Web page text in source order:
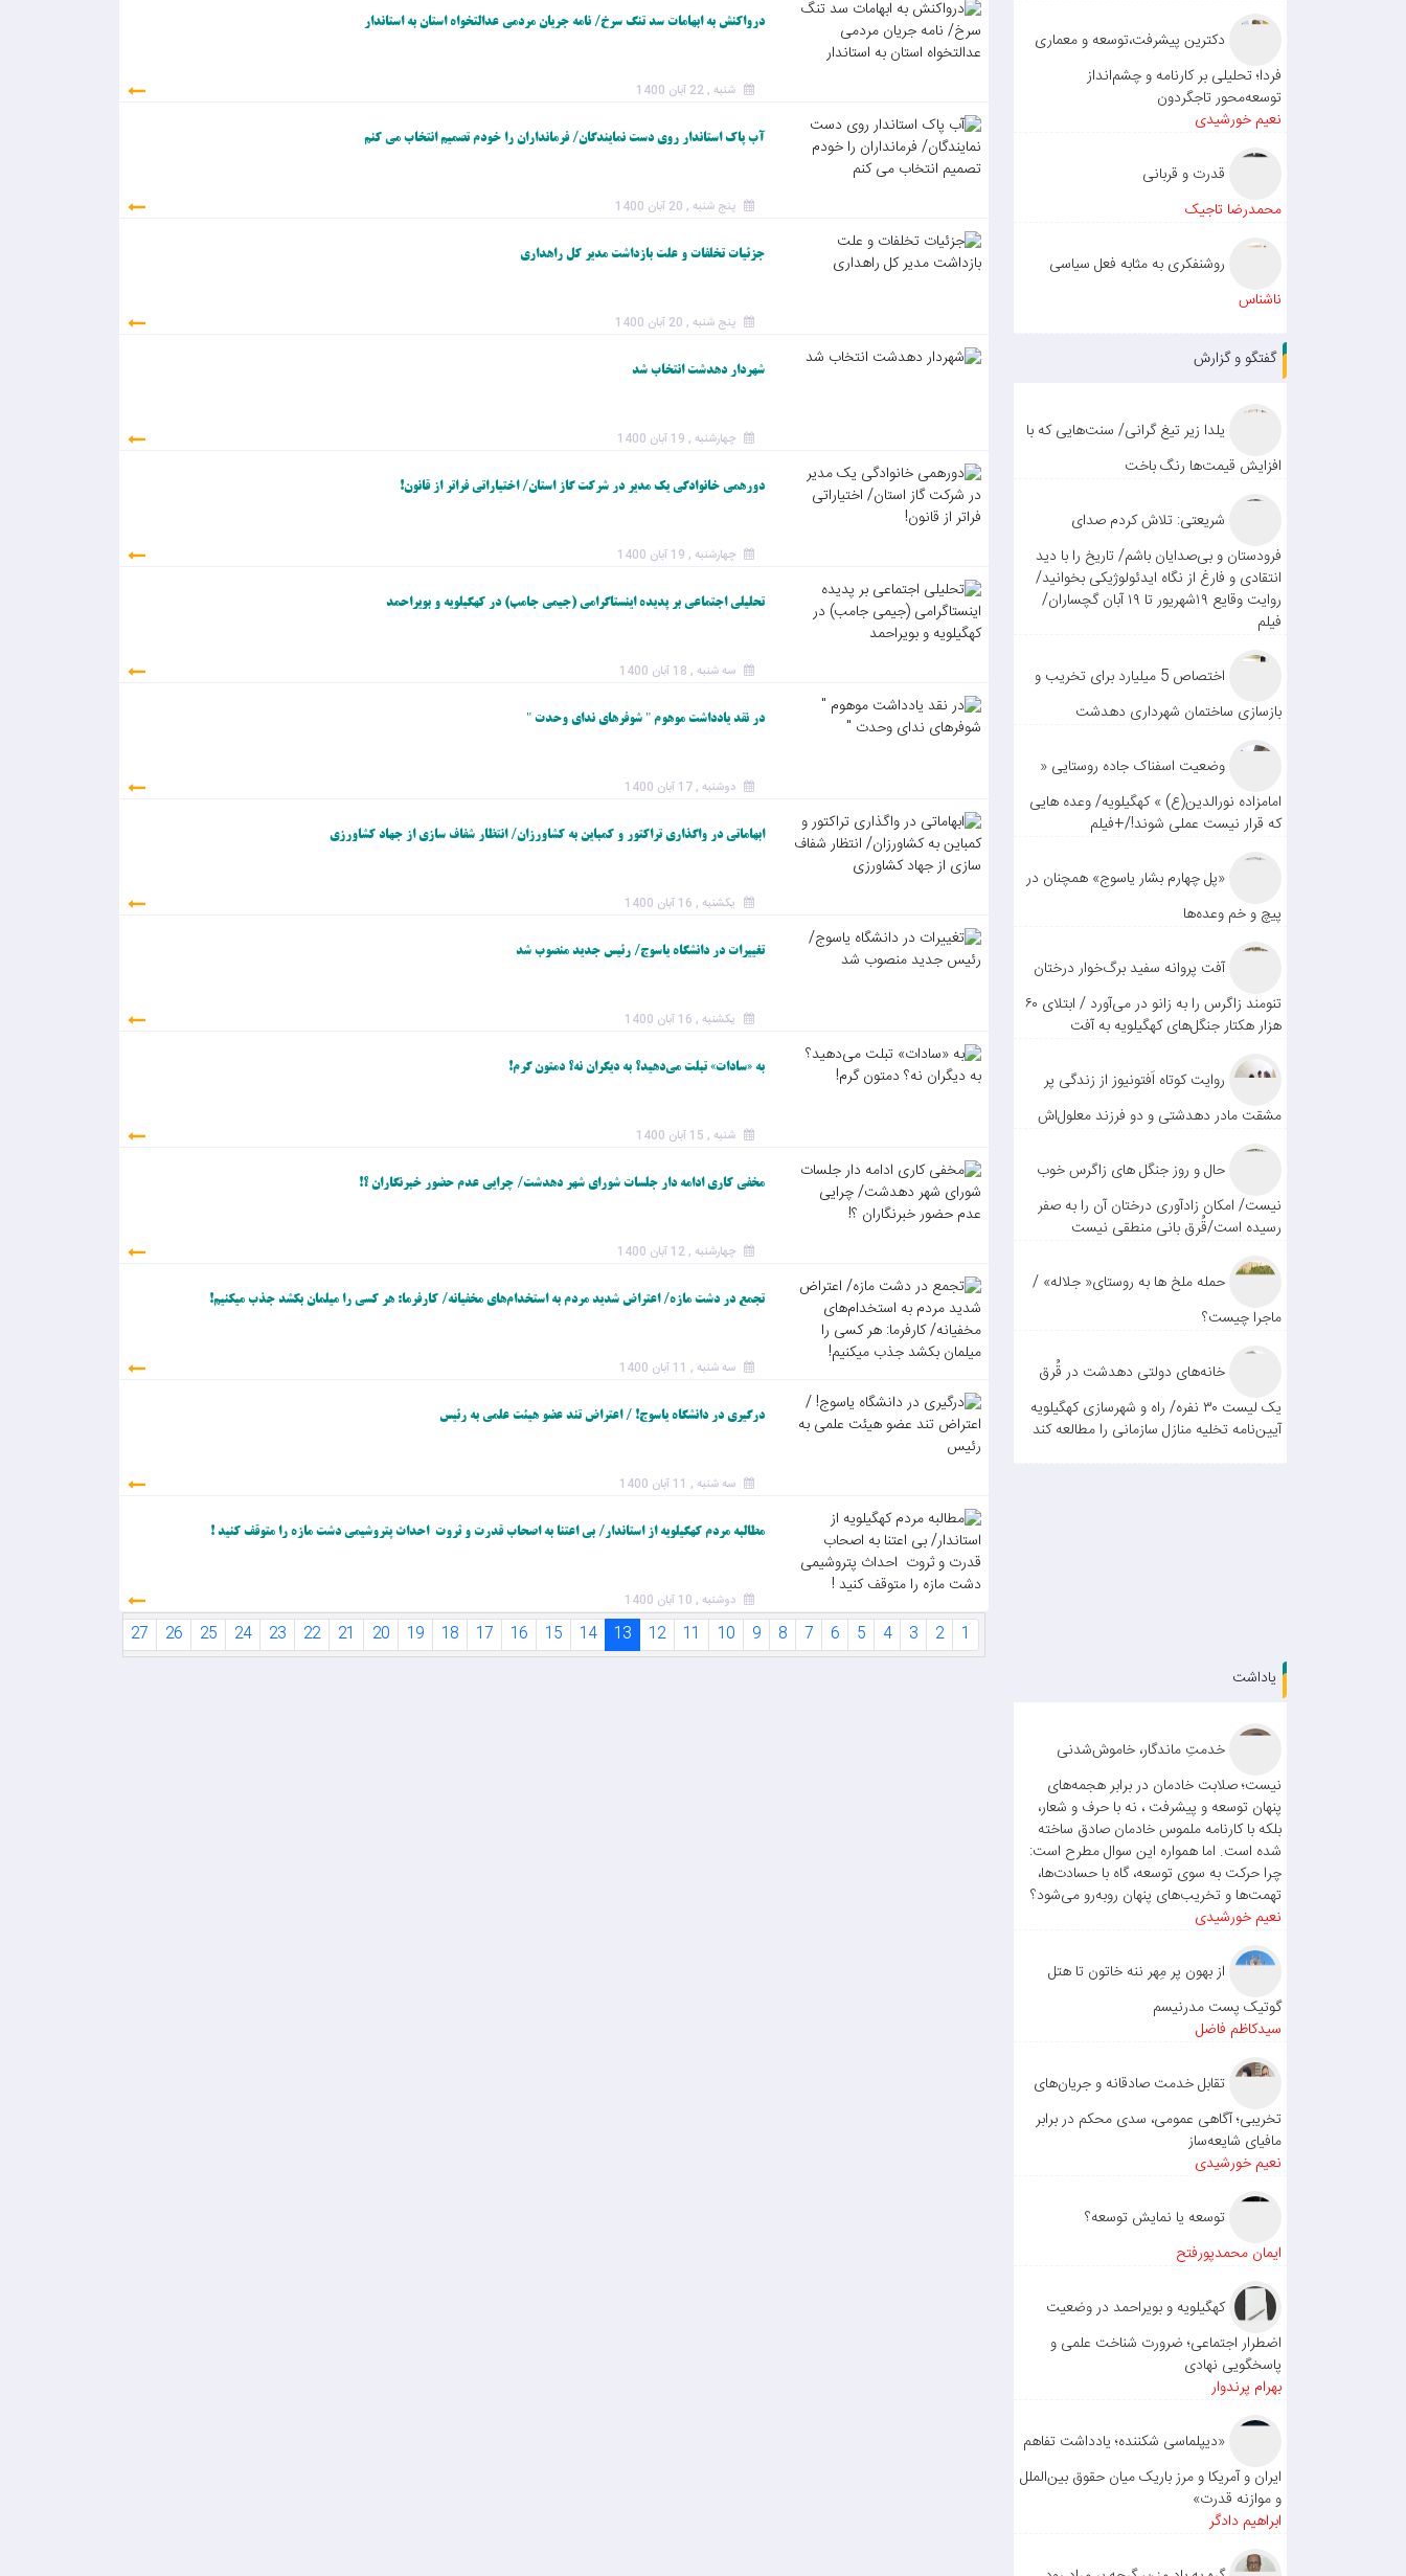
دکترین پیشرفت،توسعه و معماری
فردا؛ تحلیلی بر کارنامه و چشم‌انداز
توسعه‌محور تاجگردون
نعیم خورشیدی
قدرت و قربانی
محمدرضا تاجیک
روشنفکری به مثابه فعل سیاسی
ناشناس
گفتگو و گزارش
یلدا زیر تیغ گرانی/ سنت‌هایی که با
افزایش قیمت‌ها رنگ باخت
شریعتی: تلاش کردم صدای
فرودستان و بی‌صدایان باشم/ تاریخ را با دید
انتقادی و فارغ از نگاه ایدئولوژیکی بخوانید/
روایت وقایع ۱۹شهریور تا ۱۹ آبان گچساران/
فیلم
اختصاص 5 میلیارد برای تخریب و
بازسازی ساختمان شهرداری دهدشت
وضعیت اسفناک جاده روستایی «
امامزاده نورالدین(ع) » کهگیلویه/ وعده هایی
که قرار نیست عملی شوند!/+فیلم
«پل چهارم بشار یاسوج» همچنان در
پیچ و خم وعده‌ها
آفت پروانه سفید برگ‌خوار درختان
تنومند زاگرس را به زانو در می‌آورد / ابتلای ۶۰
هزار هکتار جنگل‌های کهگیلویه به آفت
روایت کوتاه اَفتونیوز از زندگی پر
مشقت مادر دهدشتی و دو فرزند معلول‌اش
حال و روز جنگل های زاگرس خوب
نیست/ امکان زادآوری درختان آن را به صفر
رسیده است/قُرق بانی منطقی نیست
حمله ملخ ها به روستای« جلاله» /
ماجرا چیست؟
خانه‌های دولتی دهدشت در قُرق
یک لیست ۳۰ نفره/ راه و شهرسازی کهگیلویه
آیین‌نامه تخلیه منازل سازمانی را مطالعه کند
درواکنش به ابهامات سد تنگ سرخ/ نامه جریان مردمی عدالتخواه استان به استاندار
شنبه , 22 آبان 1400
آب پاک استاندار روی دست نمایندگان/ فرمانداران را خودم تصمیم انتخاب می کنم
پنج شنبه , 20 آبان 1400
جزئیات تخلفات و علت بازداشت مدیر کل راهداری
پنج شنبه , 20 آبان 1400
شهردار دهدشت انتخاب شد
چهارشنبه , 19 آبان 1400
دورهمی‌ خانوادگی یک مدیر در شرکت گاز استان/ اختیاراتی فراتر از قانون!
چهارشنبه , 19 آبان 1400
تحلیلی اجتماعی بر پدیده اینستاگرامی (جیمی جامب) در کهگیلویه و بویراحمد
سه شنبه , 18 آبان 1400
در نقد یادداشت موهوم " شوفرهای ندای وحدت "
دوشنبه , 17 آبان 1400
ابهاماتی در واگذاری تراکتور و کمباین به کشاورزان/ انتظار شفاف سازی از جهاد کشاورزی
یکشنبه , 16 آبان 1400
تغییرات در دانشگاه یاسوج/ رئیس جدید منصوب شد
یکشنبه , 16 آبان 1400
به «سادات» تبلت می‌دهید؟ به دیگران نه؟ دمتون گرم!
شنبه , 15 آبان 1400
مخفی کاری ادامه دار جلسات شورای شهر دهدشت/ چرایی عدم حضور خبرنگاران ؟!
چهارشنبه , 12 آبان 1400
تجمع در دشت مازه/ اعتراض شدید مردم به استخدام‌های مخفیانه/ کارفرما: هر کسی را میلمان بکشد جذب میکنیم!
سه شنبه , 11 آبان 1400
درگیری در دانشگاه یاسوج! / اعتراض تند عضو هیئت علمی به رئیس
سه شنبه , 11 آبان 1400
مطالبه مردم کهگیلویه از استاندار/ بی اعتنا به اصحاب قدرت و ثروت احداث پتروشیمی دشت مازه را متوقف کنید !
دوشنبه , 10 آبان 1400
1
2
3
4
5
6
7
8
9
10
11
12
13
14
15
16
17
18
19
20
21
22
23
24
25
26
27
یاداشت
خدمتِ ماندگار، خاموش‌شدنی
نیست؛ صلابت خادمان در برابر هجمه‌های
پنهان توسعه و پیشرفت ، نه با حرف و شعار،
بلکه با کارنامه ملموس خادمان صادق ساخته
شده است. اما همواره این سوال مطرح است:
چرا حرکت به سوی توسعه، گاه با حسادت‌ها،
تهمت‌ها و تخریب‌های پنهان روبه‌رو می‌شود؟
نعیم خورشیدی
از بهون پر مِهر ننه خاتون تا هتل
گوتیک پست مدرنیسم
سیدکاظم فاضل
تقابل خدمت صادقانه و جریان‌های
تخریبی؛ آگاهی عمومی، سدی محکم در برابر
مافیای شایعه‌ساز
نعیم خورشیدی
توسعه یا نمایش توسعه؟
ایمان محمدپورفتح
کهگیلویه و بویراحمد در وضعیت
اضطرار اجتماعی؛ ضرورت شناخت علمی و
پاسخگویی نهادی
بهرام پرندوار
«دیپلماسی شکننده؛ یادداشت تفاهم
ایران و آمریکا و مرز باریک میان حقوق بین‌الملل
و موازنه قدرت»
ابراهیم دادگر